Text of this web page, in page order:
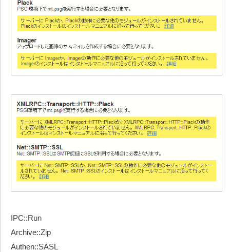
IPC::Run
Archive::Zip
Authen::SASL